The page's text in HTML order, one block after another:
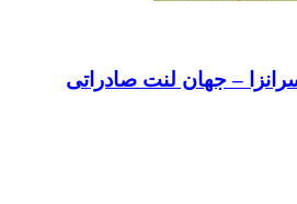
– جهان لنت صادراتی